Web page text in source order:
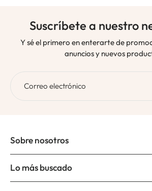
Suscríbete a nuestro
Y sé el primero en enterarte de
anuncios y nuevos
Correo electrónico
Sobre nosotros
Lo más buscado